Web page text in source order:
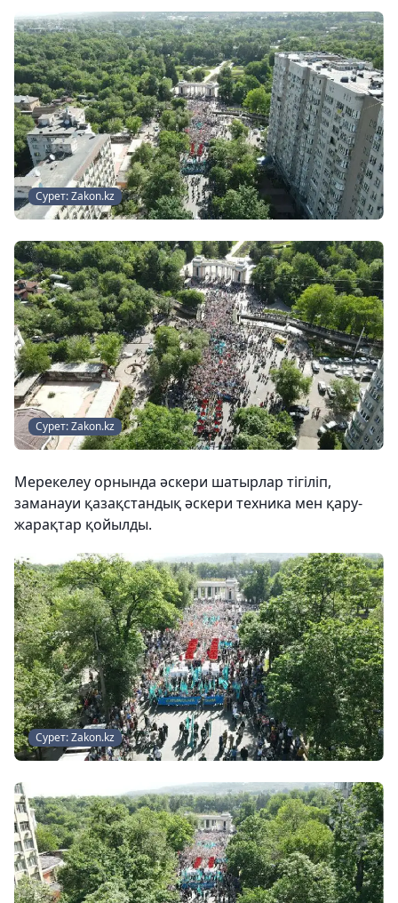
Сурет: Zakon.kz
Сурет: Zakon.kz
Мерекелеу орнында әскери шатырлар тігіліп,
заманауи қазақстандық әскери техника мен қару-
жарақтар қойылды.
Сурет: Zakon.kz